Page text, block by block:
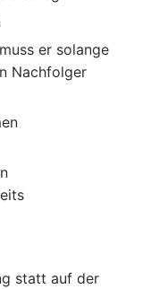
er solange
Nachfolger
statt auf der